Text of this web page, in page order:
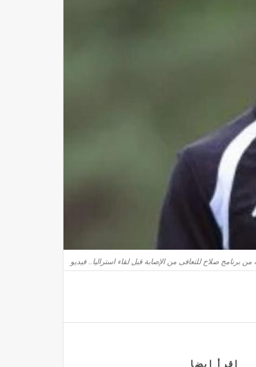
برنامج صلاح للتعافى من الإصابة قبل لقاء استراليا.. فيديو
إقرأ ايضا